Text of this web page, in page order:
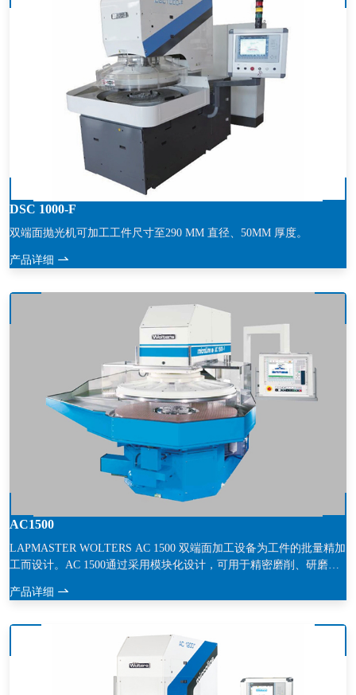
DSC 1000-F
双端面抛光机可加工工件尺寸至290 MM 直径、50MM 厚度。
产品详细
AC1500
LAPMASTER WOLTERS AC 1500 双端面加工设备为工件的批量精加
工而设计。AC 1500通过采用模块化设计，可用于精密磨削、研磨、
产品详细